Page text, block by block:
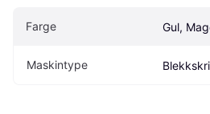
Farge Gul,
Maskintype